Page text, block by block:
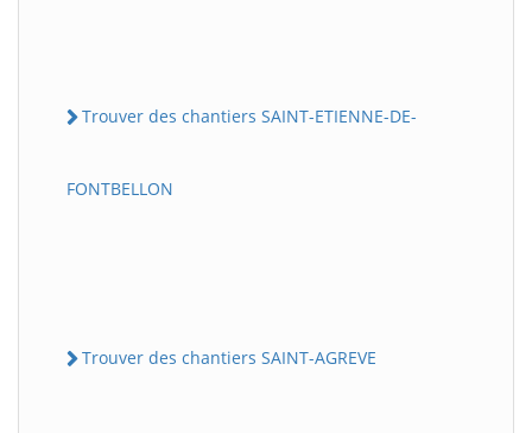
Trouver des chantiers SAINT-ETIENNE-DE-
FONTBELLON
Trouver des chantiers SAINT-AGREVE